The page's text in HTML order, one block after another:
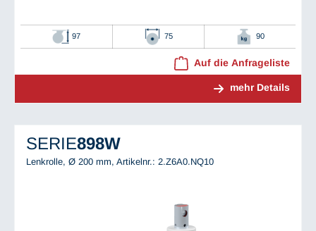
97 75 90
Auf die Anfrageliste
mehr Details
SERIE898W
Lenkrolle, Ø 200 mm, Artikelnr.: 2.Z6A0.NQ10